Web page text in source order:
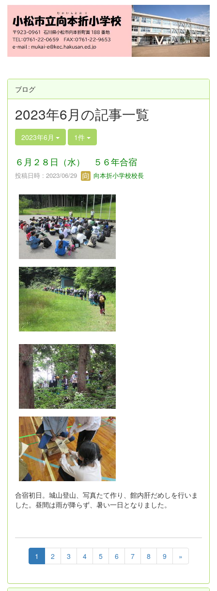
ブログ
2023年6月の記事一覧
2023年6月 1件
６月２８日（水） ５６年合宿
投稿日時 : 2023/06/29 向本折小学校校長
合宿初日。城山登山、写真たて作り、館内肝だめしを行いま
した。昼間は雨が降らず、暑い一日となりました。
1 2 3 4 5 6 7 8 9 »